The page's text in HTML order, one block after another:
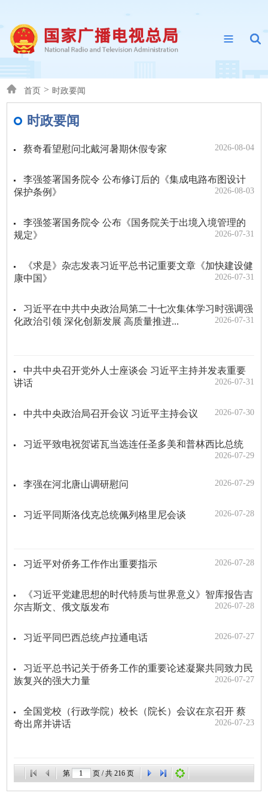
首页 > 时政要闻
时政要闻
蔡奇看望慰问北戴河暑期休假专家 2026-08-04
李强签署国务院令 公布修订后的《集成电路布图设计
保护条例》
2026-08-03
李强签署国务院令 公布《国务院关于出境入境管理的
规定》
2026-07-31
《求是》杂志发表习近平总书记重要文章《加快建设健
康中国》
2026-07-31
习近平在中共中央政治局第二十七次集体学习时强调强
化政治引领 深化创新发展 高质量推进...
2026-07-31
中共中央召开党外人士座谈会 习近平主持并发表重要
讲话
2026-07-31
中共中央政治局召开会议 习近平主持会议 2026-07-30
习近平致电祝贺诺瓦当选连任圣多美和普林西比总统
2026-07-29
李强在河北唐山调研慰问 2026-07-29
习近平同斯洛伐克总统佩列格里尼会谈 2026-07-28
习近平对侨务工作作出重要指示 2026-07-28
《习近平党建思想的时代特质与世界意义》智库报告吉
尔吉斯文、俄文版发布
2026-07-28
习近平同巴西总统卢拉通电话 2026-07-27
习近平总书记关于侨务工作的重要论述凝聚共同致力民
族复兴的强大力量
2026-07-27
全国党校（行政学院）校长（院长）会议在京召开 蔡
奇出席并讲话
2026-07-23
第 页 / 共 216页